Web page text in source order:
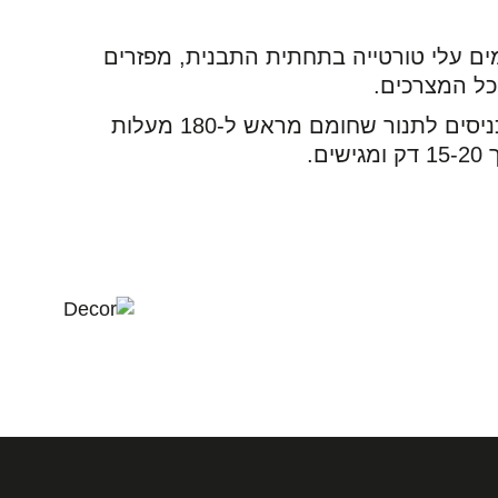
עלי טורטייה בתחתית התבנית, מפזרים
המצרכים.
מכניסים לתנור שחומם מראש ל-180 מעלות